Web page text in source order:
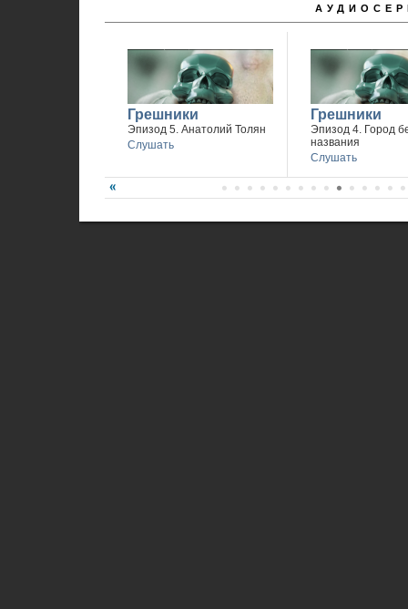
Грешники
Эпизод 5. Анатолий Толян
Слушать
Грешники
Эпизод 4. Город
названия
Слушать